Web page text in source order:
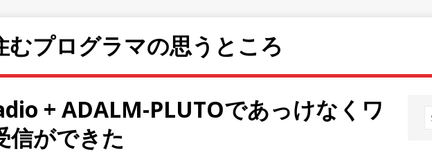
むプログラマの思うところ
+ ADALM-PLUTOであっけなくワ
信ができた